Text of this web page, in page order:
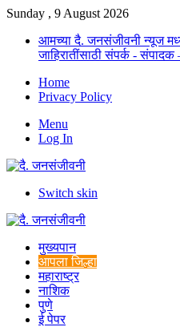
Sunday , 9 August 2026
आमच्या दै. जनसंजीवनी न्यूज
जाहिरातींसाठी संपर्क -
Home
Privacy Policy
Menu
Log In
Switch skin
मुख्यपान
आपला जिल्हा
महाराष्ट्र
नाशिक
पुणे
ई पेपर